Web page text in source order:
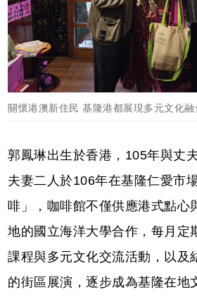
關懷港澳新住民 基隆港都展現多元文化融
郭鳳琳出生於香港，105年與丈
夫妻二人於106年在基隆仁愛市
啡」，咖啡館不僅供應港式點心
地的國立海洋大學合作，每月定
課程與多元文化交流活動，以及
的街區展演，逐步成為基隆在地